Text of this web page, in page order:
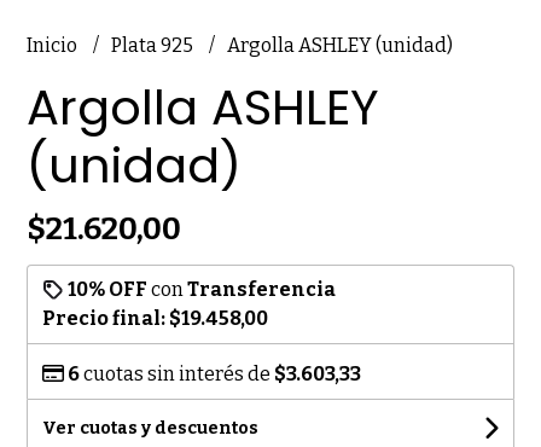
Inicio Plata 925 Argolla ASHLEY (unidad)
Argolla ASHLEY
(unidad)
$21.620,00
10% OFF conTransferencia
Precio final: $19.458,00
6cuotas sin interés de $3.603,33
Ver cuotas y descuentos